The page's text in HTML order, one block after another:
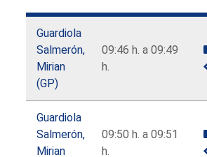
Guardiola
Salmerón,
Mirian
(GP)
09:46 h. a 09:49
h.
Guardiola
Salmerón,
Mirian
09:50 h. a 09:51
h.